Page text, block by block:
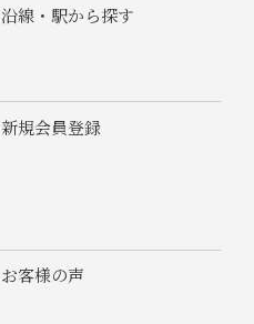
沿線・駅から探す
新規会員登録
お客様の声